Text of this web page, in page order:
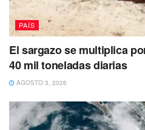
PAÍS
El sargazo se multiplica
40 mil toneladas diarias
AGOSTO 3, 2026